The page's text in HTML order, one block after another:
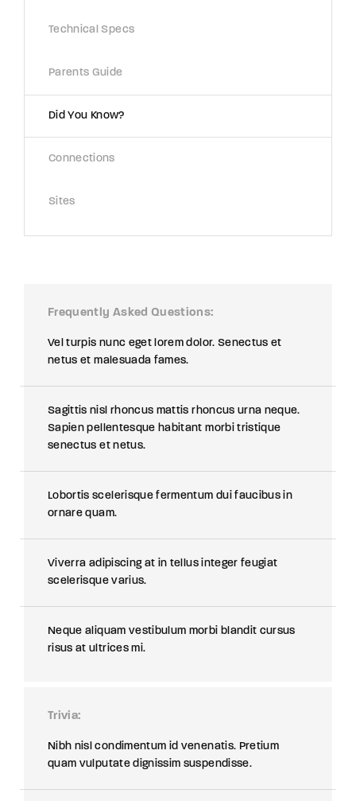
Technical Specs
Parents Guide
Did You Know?
Connections
Sites
Frequently Asked Questions
Vel turpis nunc eget lorem dolor. Senectus et
netus et malesuada fames.
Sagittis nisl rhoncus mattis rhoncus urna neque.
Sapien pellentesque habitant morbi tristique
senectus et netus.
Lobortis scelerisque fermentum dui faucibus in
ornare quam.
Viverra adipiscing at in tellus integer feugiat
scelerisque varius.
Neque aliquam vestibulum morbi blandit cursus
risus at ultrices mi.
Trivia
Nibh nisl condimentum id venenatis. Pretium
quam vulputate dignissim suspendisse.